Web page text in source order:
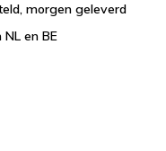
morgen geleverd
en BE